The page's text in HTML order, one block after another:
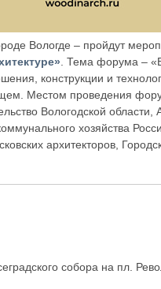
Вологде – пройдут
. Тема форума –
конструкции и
Местом проведения
Вологодской области,
хозяйства
архитекторов,
собора на пл.